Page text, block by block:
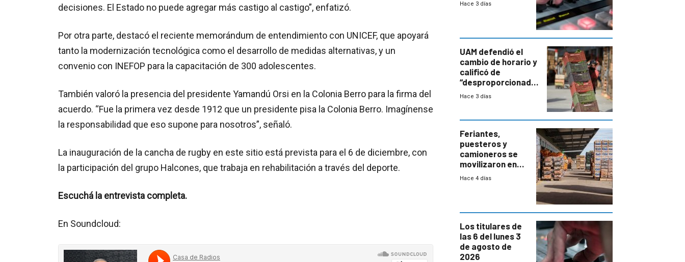
decisiones. El Estado no puede agregar más castigo al castigo”, enfatizó.
Por otra parte, destacó el reciente memorándum de entendimiento con UNICEF, que apoyará
tanto la modernización tecnológica como el desarrollo de medidas alternativas, y un
convenio con INEFOP para la capacitación de 300 adolescentes.
También valoró la presencia del presidente Yamandú Orsi en la Colonia Berro para la firma del
acuerdo. “Fue la primera vez desde 1912 que un presidente pisa la Colonia Berro. Imagínense
la responsabilidad que eso supone para nosotros”, señaló.
La inauguración de la cancha de rugby en este sitio está prevista para el 6 de diciembre, con
la participación del grupo Halcones, que trabaja en rehabilitación a través del deporte.
Escuchá la entrevista completa.
En Soundcloud:
Hace 3 días
UAM defendió el
cambio de horario y
calificó de
“desproporcionado”
el bloqueo de
Hace 3 días
Feriantes,
puesteros y
camioneros se
movilizaron en
rechazo a
Hace 4 días
Los titulares de
las 6 del lunes 3
de agosto de
2026